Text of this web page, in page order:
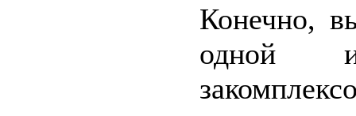
Конечно,
одной